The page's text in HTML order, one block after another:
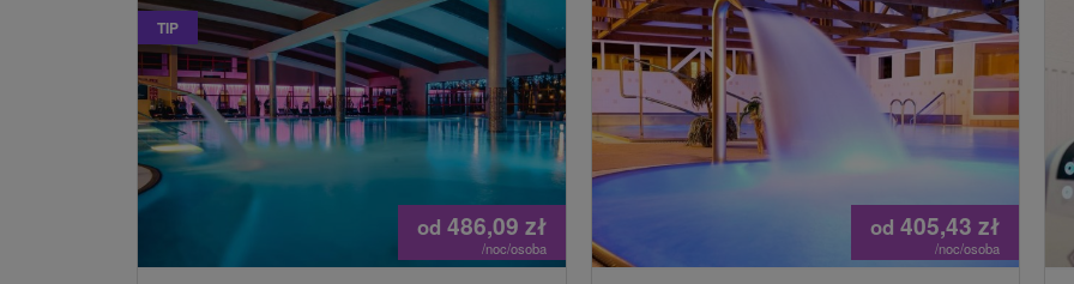
TIP
od 486,09 zł
/noc/osoba
od 405,43zł
/noc/osoba